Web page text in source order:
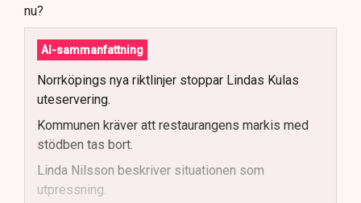
nu?
AI-sammanfattning
Norrköpings nya riktlinjer stoppar Lindas Kulas
uteservering.
Kommunen kräver att restaurangens markis med
stödben tas bort.
Linda Nilsson beskriver situationen som
utpressning.